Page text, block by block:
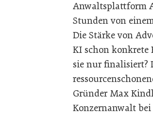
Anwaltsplattform
Stunden von
Die Stärke von
KI schon konkrete
sie nur finalisiert?
Gründer Max
Konzernanwalt